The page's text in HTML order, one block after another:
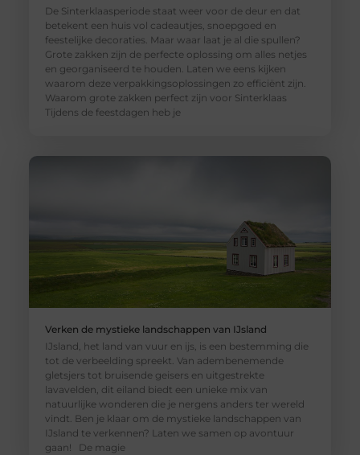
De Sinterklaasperiode staat weer voor de deur en dat
betekent een huis vol cadeautjes, snoepgoed en
feestelijke decoraties. Maar waar laat je al die spullen?
Grote zakken zijn de perfecte oplossing om alles netjes
en georganiseerd te houden. Laten we eens kijken
waarom deze verpakkingsoplossingen zo efficiënt zijn.
Waarom grote zakken perfect zijn voor Sinterklaas
Tijdens de feestdagen heb je
Verken de mystieke landschappen van IJsland
IJsland, het land van vuur en ijs, is een bestemming die
tot de verbeelding spreekt. Van adembenemende
gletsjers tot bruisende geisers en uitgestrekte
lavavelden, dit eiland biedt een unieke mix van
natuurlijke wonderen die je nergens anders ter wereld
vindt. Ben je klaar om de mystieke landschappen van
IJsland te verkennen? Laten we samen op avontuur
gaan! De magie